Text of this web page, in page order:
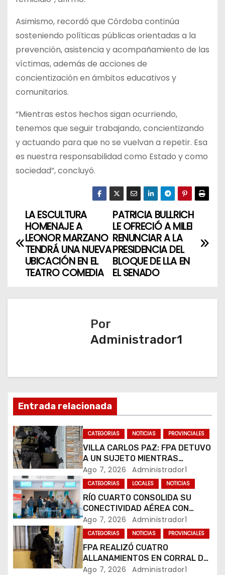
Asimismo, recordó que Córdoba continúa
sosteniendo políticas públicas orientadas a la
prevención, asistencia y acompañamiento de las
víctimas, además de acciones de
concientización en ámbitos educativos y
comunitarios.
“Mientras estos hechos sigan ocurriendo,
tenemos que seguir trabajando, concientizando
y actuando para que no se vuelvan a repetir. Esa
es nuestra responsabilidad como Estado y como
sociedad”, concluyó.
N
a
g
n
d
e
e
n
t
r
a
PATRICIA BULLRICH
LE OFRECIÓ A MILEI
RENUNCIAR A LA
PRESIDENCIA DEL
BLOQUE DE LLA EN
EL SENADO
LA ESCULTURA
HOMENAJE A
LEONOR MARZANO
TENDRÁ UNA NUEVA
UBICACIÓN EN EL
TEATRO COMEDIA
Por
Administrador1
Entrada relacionada
CATEGORIAS NOTICIAS PROVINCIALES
VILLA CARLOS PAZ: FPA DETUVO
A UN SUJETO MIENTRAS
COMERCIALIZABA COCAÍNA Y
MARIHUANA EN UNA PLAZA
Ago 7, 2026 Administrador1
CATEGORIAS LOCALES NOTICIAS
RÍO CUARTO CONSOLIDA SU
CONECTIVIDAD AÉREA CON
CUATRO VUELOS SEMANALES A
BUENOS AIRES
Ago 7, 2026 Administrador1
CATEGORIAS NOTICIAS PROVINCIALES
FPA REALIZÓ CUATRO
ALLANAMIENTOS EN CORRAL DE
BUSTOS-IFFLINGER
Ago 7, 2026 Administrador1